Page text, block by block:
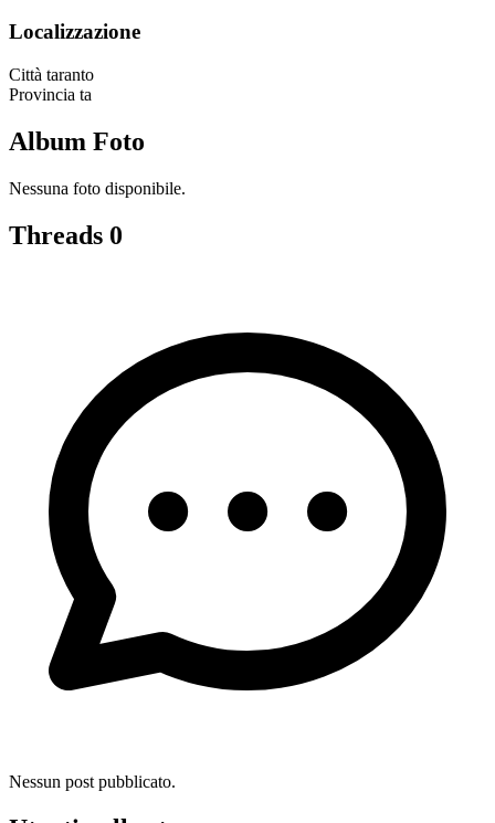
Localizzazione
Città taranto
Provincia ta
Album Foto
Nessuna foto disponibile.
Threads 0
Nessun post pubblicato.